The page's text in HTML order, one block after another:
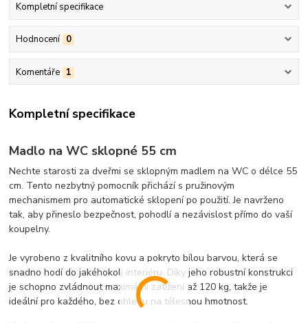
Kompletní specifikace
Hodnocení 0
Komentáře 1
Kompletní specifikace
Madlo na WC sklopné 55 cm
Nechte starosti za dveřmi se sklopným madlem na WC o délce 55
cm. Tento nezbytný pomocník přichází s pružinovým
mechanismem pro automatické sklopení po použití. Je navrženo
tak, aby přineslo bezpečnost, pohodlí a nezávislost přímo do vaší
koupelny.
Je vyrobeno z kvalitního kovu a pokryto bílou barvou, která se
snadno hodí do jakéhokoli interiéru. Díky jeho robustní konstrukci
je schopno zvládnout maximální zatížení až 120 kg, takže je
ideální pro každého, bez ohledu na tělesnou hmotnost.